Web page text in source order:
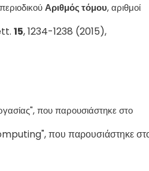
Αριθμός τόμου, αριθμοί
15, 1234-1238 (2015),
που παρουσιάστηκε στο
που παρουσιάστηκε